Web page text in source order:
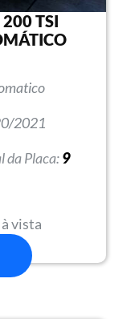
TSI
2021
9
à vista